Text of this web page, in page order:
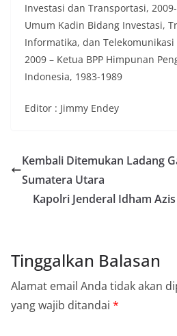
Investasi dan Transportasi,
Umum Kadin Bidang Investasi,
Informatika, dan
2009 – Ketua BPP Himpunan
Indonesia, 1983-1989
Editor : Jimmy Endey
Kembali Ditemukan Ladang
Sumatera Utara
Kapolri Jenderal Idham
Tinggalkan Balasan
Alamat email Anda tidak akan
yang wajib ditandai *